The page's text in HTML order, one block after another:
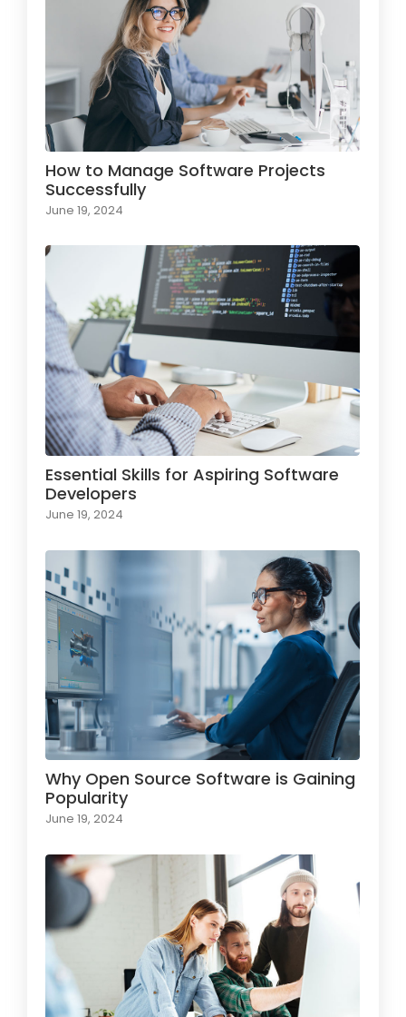
How to Manage Software Projects
Successfully
June 19, 2024
Essential Skills for Aspiring Software
Developers
June 19, 2024
Why Open Source Software is Gaining
Popularity
June 19, 2024